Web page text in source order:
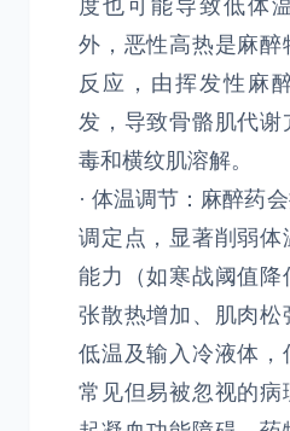
度也可能导致低体
外，恶性高热是麻醉
反应，由挥发性麻
发，导致骨骼肌代谢
毒和横纹肌溶解。
· 体温调节：麻醉药
调定点，显著削弱
能力（如寒战阈值
张散热增加、肌肉
低温及输入冷液体，
常见但易被忽视的病